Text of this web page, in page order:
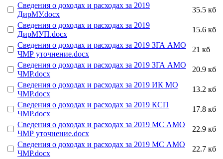
Сведения о доходах и расходах за 2019
ДирМУ.docx
35.5 кб
Сведения о доходах и расходах за 2019
ДирМУП.docx
15.6 кб
Сведения о доходах и расходах за 2019 ЗГА АМО
ЧМР уточнение.docx
21 кб
Сведения о доходах и расходах за 2019 ЗГА АМО
ЧМР.docx
20.9 кб
Сведения о доходах и расходах за 2019 ИК МО
ЧМР.docx
13.2 кб
Сведения о доходах и расходах за 2019 КСП
ЧМР.docx
17.8 кб
Сведения о доходах и расходах за 2019 МС АМО
ЧМР уточнение.docx
22.9 кб
Сведения о доходах и расходах за 2019 МС АМО
ЧМР.docx
22.7 кб